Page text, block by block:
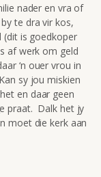
nader en vra of
te dra vir kos,
is goedkoper
af werk om geld
‘n ouer vrou in
sy jou miskien
en daar geen
praat. Dalk het jy
moet die kerk aan